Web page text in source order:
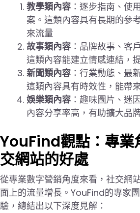
教學類內容 ：逐步指南、使
案。這類內容具有長期的參
來流量
故事類內容 ：品牌故事、客
這類內容能建立情感連結，
新聞類內容 ：行業動態、最
這類內容具有時效性，能帶
娛樂類內容 ：趣味圖片、迷
內容分享率高，有助擴大品
YouFind觀點：專業
交網站的好處
從專業數字營銷角度來看，社交網
面上的流量增長。YouFind的專家
驗，總結出以下深度見解：